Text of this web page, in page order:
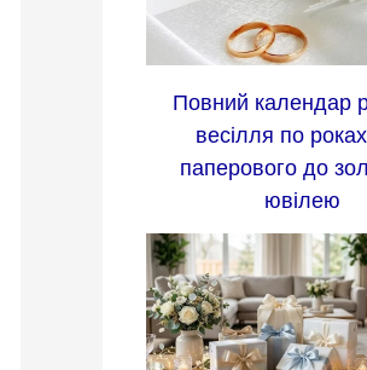
Повний календар
весілля по
паперового до
ювілею